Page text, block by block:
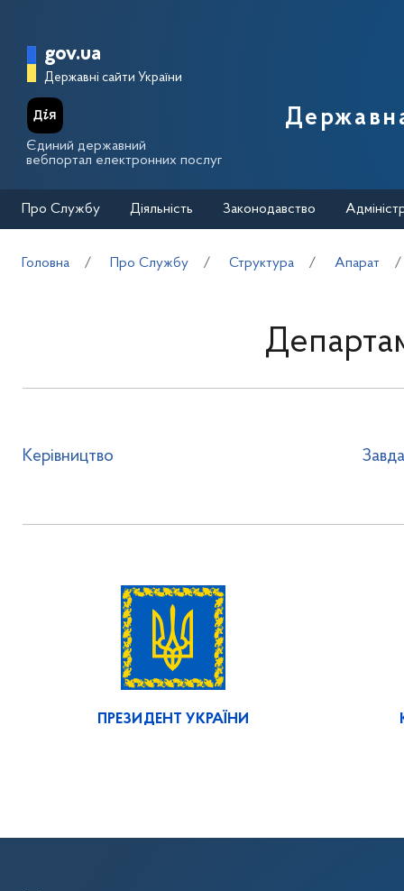
Головна сторінка Державної
gov.ua
Державні сайти України
Єдиний державний
вебпортал електронних послуг
Про Службу Діяльність Законодавство
Головна Про Службу Структура Апарат
Керівництво
ПРЕЗИДЕНТ УКРАЇНИ